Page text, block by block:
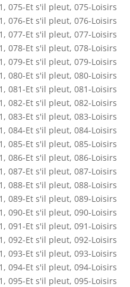
, 075-Et s'il pleut, 075-Loisirs
, 076-Et s'il pleut, 076-Loisirs
, 077-Et s'il pleut, 077-Loisirs
, 078-Et s'il pleut, 078-Loisirs
, 079-Et s'il pleut, 079-Loisirs
, 080-Et s'il pleut, 080-Loisirs
, 081-Et s'il pleut, 081-Loisirs
, 082-Et s'il pleut, 082-Loisirs
, 083-Et s'il pleut, 083-Loisirs
, 084-Et s'il pleut, 084-Loisirs
, 085-Et s'il pleut, 085-Loisirs
, 086-Et s'il pleut, 086-Loisirs
, 087-Et s'il pleut, 087-Loisirs
, 088-Et s'il pleut, 088-Loisirs
, 089-Et s'il pleut, 089-Loisirs
, 090-Et s'il pleut, 090-Loisirs
, 091-Et s'il pleut, 091-Loisirs
, 092-Et s'il pleut, 092-Loisirs
, 093-Et s'il pleut, 093-Loisirs
, 094-Et s'il pleut, 094-Loisirs
, 095-Et s'il pleut, 095-Loisirs